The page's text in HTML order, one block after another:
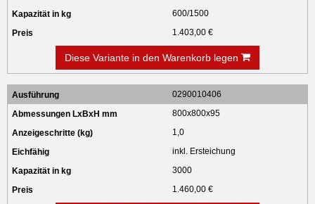
600/1500
1.403,00 €
Diese Variante in den Warenkorb legen
0290010406
800x800x95
1,0
inkl. Ersteichung
3000
1.460,00 €